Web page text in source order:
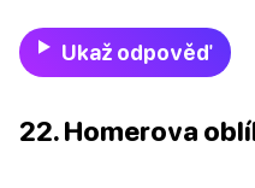
Ukaž odpověď
22. Homerova